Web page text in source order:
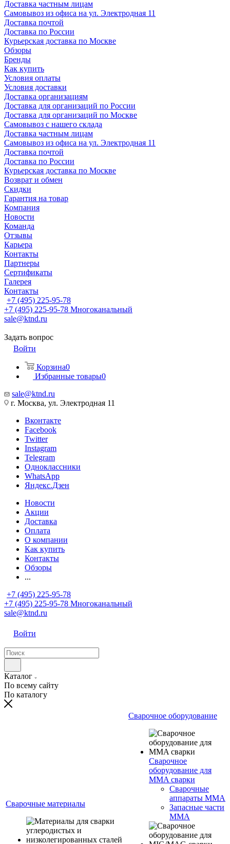
Доставка частным лицам
Самовывоз из офиса на ул. Электродная 11
Доставка почтой
Доставка по России
Курьерская доставка по Москве
Обзоры
Бренды
Как купить
Условия оплаты
Условия доставки
Доставка организациям
Доставка для организаций по России
Доставка для организаций по Москве
Самовывоз с нашего склада
Доставка частным лицам
Самовывоз из офиса на ул. Электродная 11
Доставка почтой
Доставка по России
Курьерская доставка по Москве
Возврат и обмен
Скидки
Гарантия на товар
Компания
Новости
Команда
Отзывы
Карьера
Контакты
Партнеры
Сертификаты
Галерея
Контакты
+7 (495) 225-95-78
+7 (495) 225-95-78 Многоканальный
sale@ktnd.ru
Задать вопрос
Войти
Корзина0
Избранные товары0
sale@ktnd.ru
г. Москва, ул. Электродная 11
Вконтакте
Facebook
Twitter
Instagram
Telegram
Одноклассники
WhatsApp
Яндекс.Дзен
Новости
Акции
Доставка
Оплата
О компании
Как купить
Контакты
Обзоры
...
+7 (495) 225-95-78
+7 (495) 225-95-78 Многоканальный
sale@ktnd.ru
Войти
Каталог
По всему сайту
По каталогу
Сварочные материалы
Сварочное оборудование
Сварочное
оборудование для
MMA сварки
Сварочные
аппараты MMA
Запасные части
MMA